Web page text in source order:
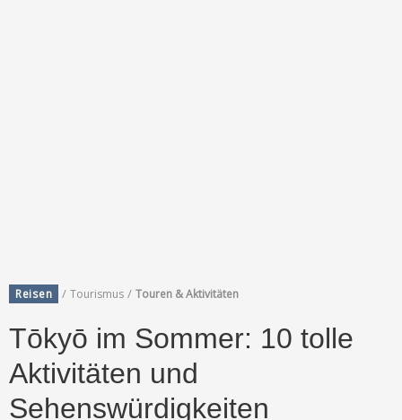
Reisen / Tourismus / Touren & Aktivitäten
Tōkyō im Sommer: 10 tolle
Aktivitäten und
Sehenswürdigkeiten